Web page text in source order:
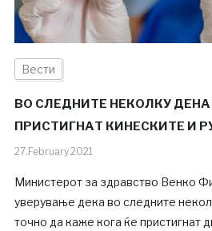
Вести
ВО СЛЕДНИТЕ НЕКОЛКУ ДЕНА
ПРИСТИГНАТ КИНЕСКИТЕ И
27.February.2021
Министерот за здравство Венко
уверување дека во следните
точно да каже кога ќе пристигнат